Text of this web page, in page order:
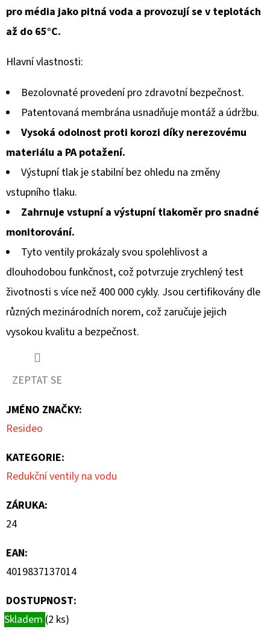
hvězdiček.
pro média jako pitná voda a provozují se v teplotách
až do 65°C.
Hlavní vlastnosti:
Bezolovnaté provedení pro zdravotní bezpečnost.
Patentovaná membrána usnadňuje montáž a údržbu.
Vysoká odolnost proti korozi díky nerezovému
materiálu a PA potažení.
Výstupní tlak je stabilní bez ohledu na změny
vstupního tlaku.
Zahrnuje vstupní a výstupní tlakoměr pro snadné
monitorování.
Tyto ventily prokázaly svou spolehlivost a
dlouhodobou funkčnost, což potvrzuje zrychlený test
životnosti s více než 400 000 cykly. Jsou certifikovány dle
různých mezinárodních norem, což zaručuje jejich
vysokou kvalitu a bezpečnost.
ZEPTAT SE
JMÉNO ZNAČKY:
Resideo
KATEGORIE:
Redukční ventily na vodu
ZÁRUKA:
24
EAN:
4019837137014
DOSTUPNOST:
Skladem (2 ks)